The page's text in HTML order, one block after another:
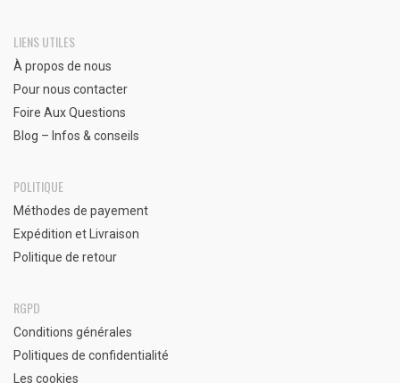
LIENS UTILES
À propos de nous
Pour nous contacter
Foire Aux Questions
Blog – Infos & conseils
POLITIQUE
Méthodes de payement
Expédition et Livraison
Politique de retour
RGPD
Conditions générales
Politiques de confidentialité
Les cookies